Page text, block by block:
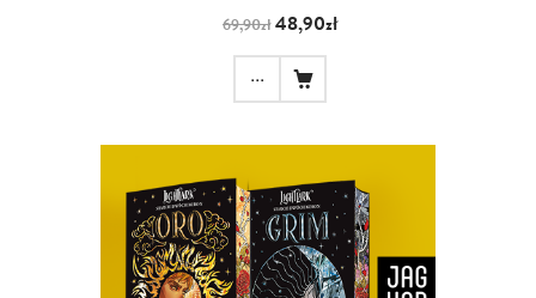
69,90zł48,90zł
...